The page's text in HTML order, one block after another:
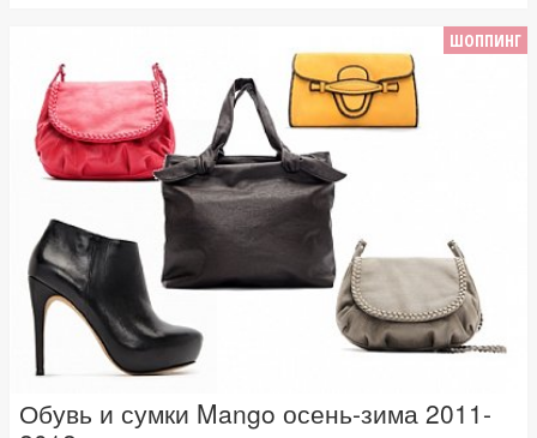
ШОППИНГ
Обувь и сумки Mango осень-зима 2011-